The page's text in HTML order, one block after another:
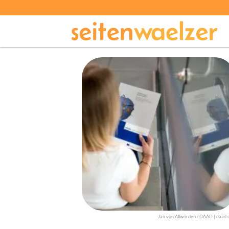
Jan von Allwörden / DAAD |